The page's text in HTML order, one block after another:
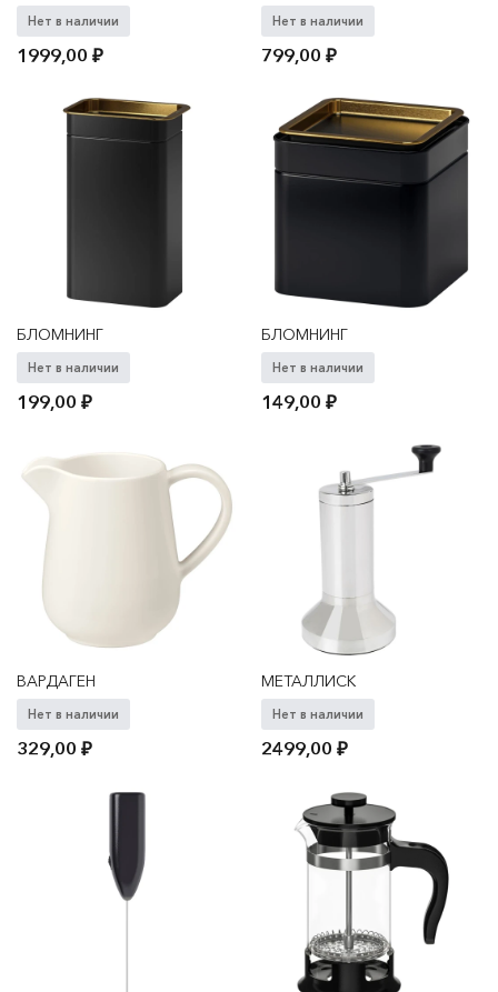
Нет в наличии
1999,00₽
Нет в наличии
799,00₽
БЛОМНИНГ
Нет в наличии
199,00₽
БЛОМНИНГ
Нет в наличии
149,00₽
ВАРДАГЕН
Нет в наличии
329,00₽
МЕТАЛЛИСК
Нет в наличии
2499,00₽